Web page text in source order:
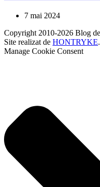
7 mai 2024
Copyright 2010-2026 Blog
Site realizat de HONTRYKE.
Manage Cookie Consent